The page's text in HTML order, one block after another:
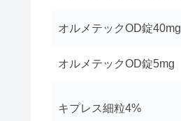
オルメテックOD錠40mg
オルメテックOD錠5mg
キプレス細粒4%